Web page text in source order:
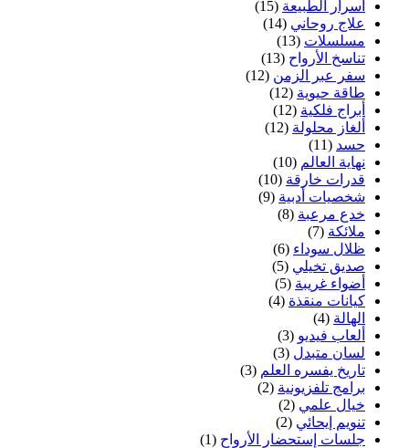
أسرار الطبيعة (15)
علاج روحاني (14)
مسلسلات (13)
تناسخ الأرواح (13)
سفر عبر الزمن (12)
طاقة حيوية (12)
أبراج فلكية (12)
ألغاز محلولة (12)
حسد (11)
نهاية العالم (10)
قدرات خارقة (10)
شخصيات أدبية (9)
خدع مرعبة (8)
ملائكة (7)
ظلال سوداء (6)
صديق تخيلي (5)
أضواء غريبة (5)
كيانات منقذة (4)
الهالة (4)
ألعاب فيديو (3)
لسان متبدل (3)
تاريخ يفسره العلم (3)
برامج تلفزيونية (2)
خيال علمي (2)
تنويم إيحائي (2)
جلسات إستحضار الأرواح (1)